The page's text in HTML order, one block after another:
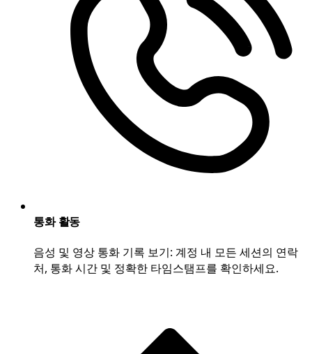
통화 활동
음성 및 영상 통화 기록 보기: 계정 내 모든 세션의 연락
처, 통화 시간 및 정확한 타임스탬프를 확인하세요.